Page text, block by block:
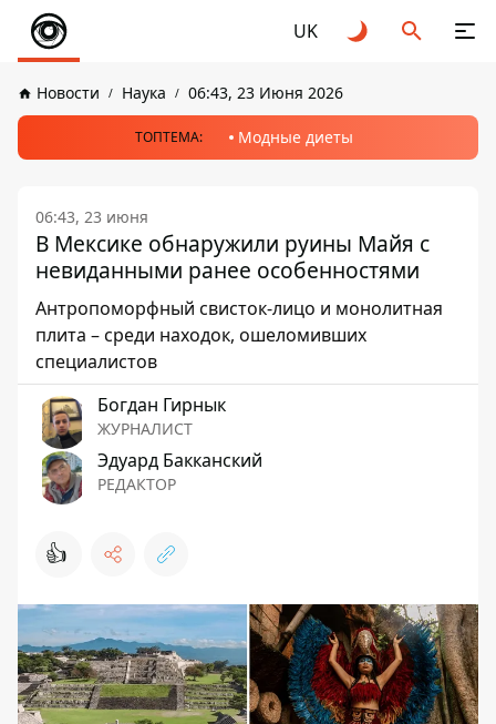
UK
Новости Наука 06:43, 23 Июня 2026
ТОПТЕМА: Модные диеты
06:43, 23 июня
В Мексике обнаружили руины Майя с
невиданными ранее особенностями
Антропоморфный свисток-лицо и монолитная
плита – среди находок, ошеломивших
специалистов
Богдан Гирнык
ЖУРНАЛИСТ
Эдуард Бакканский
РЕДАКТОР
👍